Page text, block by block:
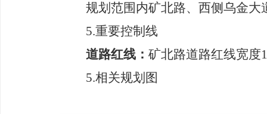
规划范围内矿北路、西侧乌金大
5.重要控制线
道路红线： 矿北路道路红线宽度
5.相关规划图